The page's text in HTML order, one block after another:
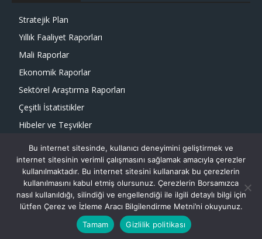
Stratejik Plan
Yıllık Faaliyet Raporları
Mali Raporlar
Ekonomik Raporlar
Sektörel Araştırma Raporları
Çeşitli İstatistikler
Hibeler ve Teşvikler
TÜİK Verileri
© Tüm Hakları Saklıdır - ADANA TİCARET BORSASI
Bu internet sitesinde, kullanıcı deneyimini geliştirmek ve
internet sitesinin verimli çalışmasını sağlamak amacıyla çerezler
kullanılmaktadır. Bu internet sitesini kullanarak bu çerezlerin
kullanılmasını kabul etmiş olursunuz. Çerezlerin Borsamızca
nasıl kullanıldığı, silindiği ve engellendiği ile ilgili detaylı bilgi için
lütfen Çerez ve İzleme Aracı Bilgilendirme Metni’ni okuyunuz.
Tamam
Gizlilik politikası